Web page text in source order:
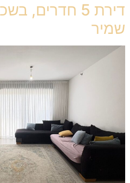
דירת 5 חדרים,
שמיר